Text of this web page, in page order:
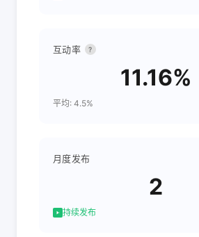
互动率 ?
11.16%
平均: 4.5%
月度发布
2
持续发布